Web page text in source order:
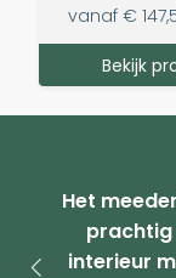
vanaf €
Bekijk
Het
prachtig
interieur